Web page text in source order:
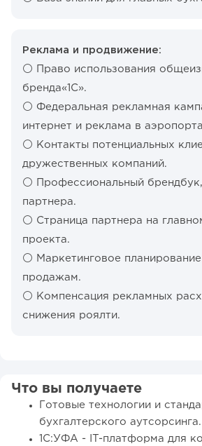
Реклама и продвижение:
⚪️ Право использования
бренда«1С».
⚪️ Федеральная рекламная
интернет и реклама в
⚪️ Контакты потенциальных
дружественных компаний.
⚪️ Профессиональный
партнера.
⚪️ Страница партнера на
проекта.
⚪️ Маркетинговое
продажам.
⚪️ Компенсация рекламных
снижения роялти.
Что вы получаете
Готовые технологии и
бухгалтерского аутсорсинга.
1С:УФА - IT-платформа для